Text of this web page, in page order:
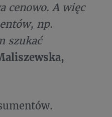
cenowo. A więc
np.
szukać